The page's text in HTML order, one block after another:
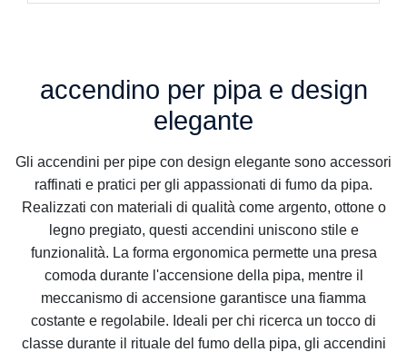
accendino per pipa e design
elegante
Gli accendini per pipe con design elegante sono accessori
raffinati e pratici per gli appassionati di fumo da pipa.
Realizzati con materiali di qualità come argento, ottone o
legno pregiato, questi accendini uniscono stile e
funzionalità. La forma ergonomica permette una presa
comoda durante l'accensione della pipa, mentre il
meccanismo di accensione garantisce una fiamma
costante e regolabile. Ideali per chi ricerca un tocco di
classe durante il rituale del fumo della pipa, gli accendini